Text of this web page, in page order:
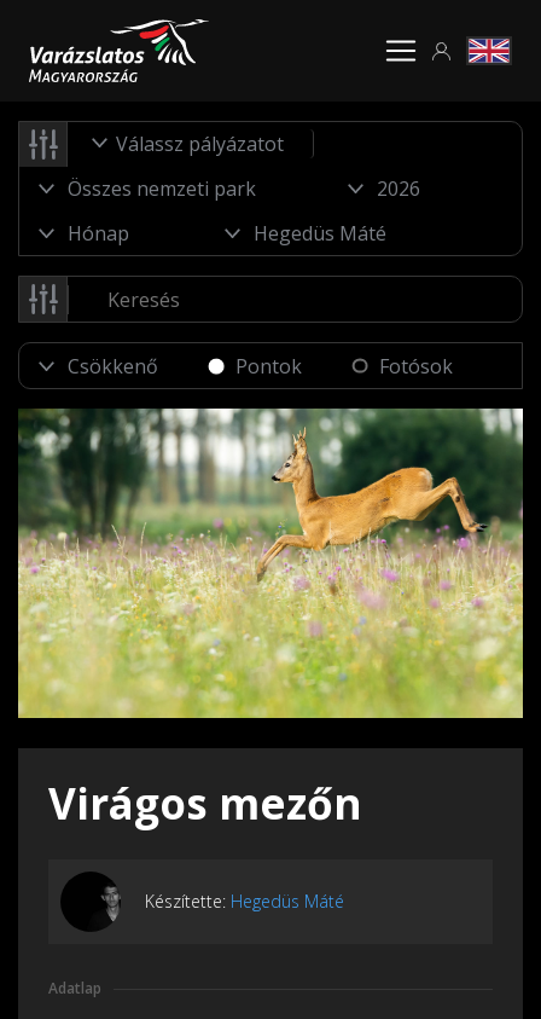
Válassz pályázatot
Pontok Fotósok
Virágos mezőn
Készítette: Hegedüs Máté
Adatlap